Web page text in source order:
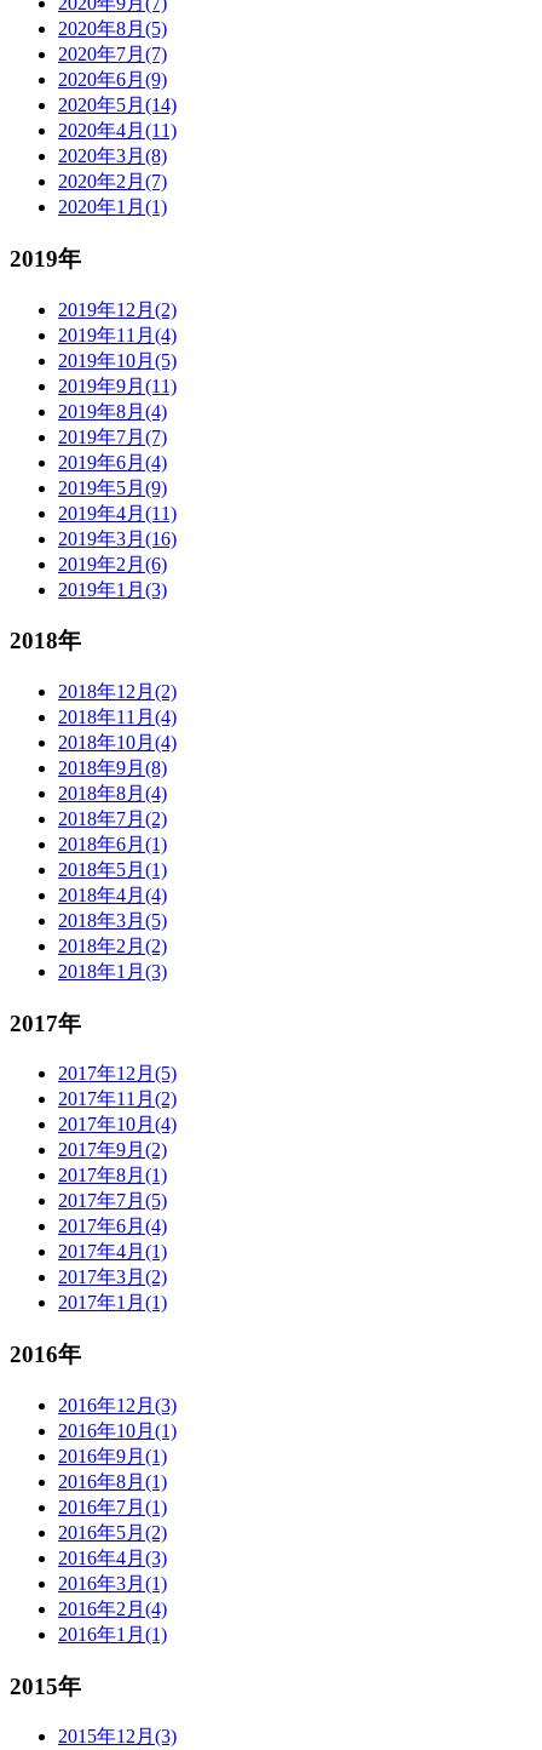
2020年8月(5)
2020年7月(7)
2020年6月(9)
2020年5月(14)
2020年4月(11)
2020年3月(8)
2020年2月(7)
2020年1月(1)
2019年
2019年12月(2)
2019年11月(4)
2019年10月(5)
2019年9月(11)
2019年8月(4)
2019年7月(7)
2019年6月(4)
2019年5月(9)
2019年4月(11)
2019年3月(16)
2019年2月(6)
2019年1月(3)
2018年
2018年12月(2)
2018年11月(4)
2018年10月(4)
2018年9月(8)
2018年8月(4)
2018年7月(2)
2018年6月(1)
2018年5月(1)
2018年4月(4)
2018年3月(5)
2018年2月(2)
2018年1月(3)
2017年
2017年12月(5)
2017年11月(2)
2017年10月(4)
2017年9月(2)
2017年8月(1)
2017年7月(5)
2017年6月(4)
2017年4月(1)
2017年3月(2)
2017年1月(1)
2016年
2016年12月(3)
2016年10月(1)
2016年9月(1)
2016年8月(1)
2016年7月(1)
2016年5月(2)
2016年4月(3)
2016年3月(1)
2016年2月(4)
2016年1月(1)
2015年
2015年12月(3)